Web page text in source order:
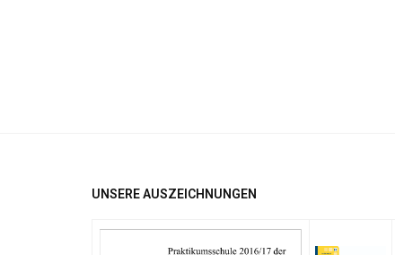
UNSERE AUSZEICHNUNGEN